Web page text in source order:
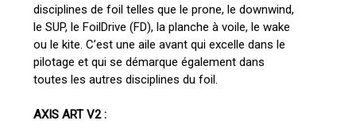
disciplines de foil telles que le prone, le downwind,
le SUP, le FoilDrive (FD), la planche à voile, le wake
ou le kite. C’est une aile avant qui excelle dans le
pilotage et qui se démarque également dans
toutes les autres disciplines du foil.
AXIS ART V2 :